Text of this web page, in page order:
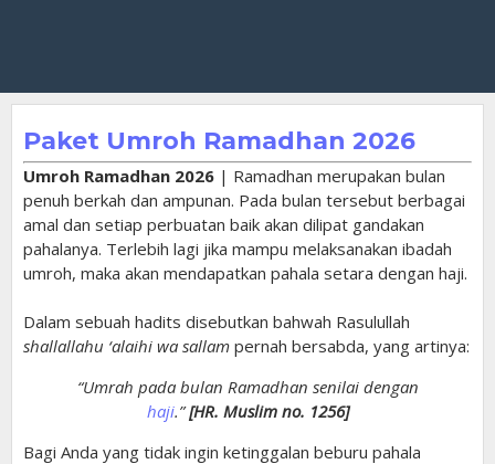
Paket Umroh Ramadhan 2026
Umroh Ramadhan 2026 | Ramadhan merupakan bulan
penuh berkah dan ampunan. Pada bulan tersebut berbagai
amal dan setiap perbuatan baik akan dilipat gandakan
pahalanya. Terlebih lagi jika mampu melaksanakan ibadah
umroh, maka akan mendapatkan pahala setara dengan haji.
Dalam sebuah hadits disebutkan bahwah Rasulullah
shallallahu ‘alaihi wa sallam pernah bersabda, yang artinya:
“Umrah pada bulan Ramadhan senilai dengan
haji.”[HR. Muslim no. 1256]
Bagi Anda yang tidak ingin ketinggalan beburu pahala